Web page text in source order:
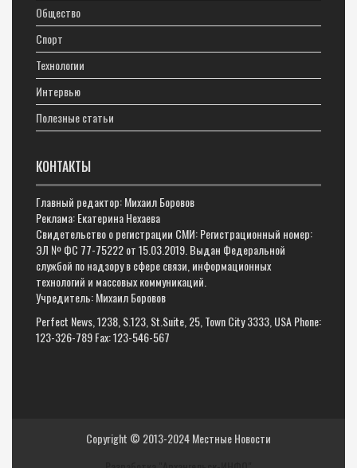
Общество
Спорт
Технологии
Интервью
Полезные статьи
КОНТАКТЫ
Главный редактор: Михаил Боровов
Реклама: Екатерина Нехаева
Свидетельство о регистрации СМИ: Регистрационный номер:
ЭЛ № ФС 77-75222 от 15.03.2019. Выдан Федеральной
службой по надзору в сфере связи, информационных
технологий и массовых коммуникаций.
Учредитель: Михаил Боровов
Perfect News, 1238, S.123, St.Suite, 25, Town City 3333, USA Phone:
123-326-789 Fax: 123-546-567
Copyright © 2013-2024Местные Новости